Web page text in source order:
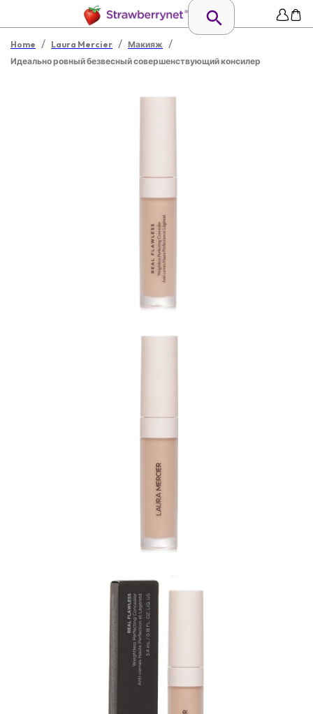
Home / Laura Mercier / Макияж /
Идеально ровный безвесный совершенствующий консилер